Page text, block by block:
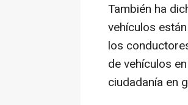
También ha
vehículos
los
de vehículos
ciudadanía en